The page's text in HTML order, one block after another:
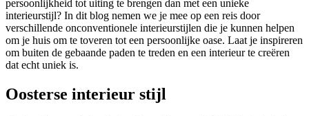
persoonlijkheid tot uiting te brengen dan met een unieke
interieurstijl? In dit blog nemen we je mee op een reis door
verschillende onconventionele interieurstijlen die je kunnen helpen
om je huis om te toveren tot een persoonlijke oase. Laat je inspireren
om buiten de gebaande paden te treden en een interieur te creëren
dat echt uniek is.
Oosterse interieur stijl